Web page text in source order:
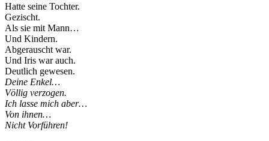
Hatte seine Tochter.
Gezischt.
Als sie mit Mann…
Und Kindern.
Abgerauscht war.
Und Iris war auch.
Deutlich gewesen.
Deine Enkel…
Völlig verzogen.
Ich lasse mich aber…
Von ihnen…
Nicht Vorführen!